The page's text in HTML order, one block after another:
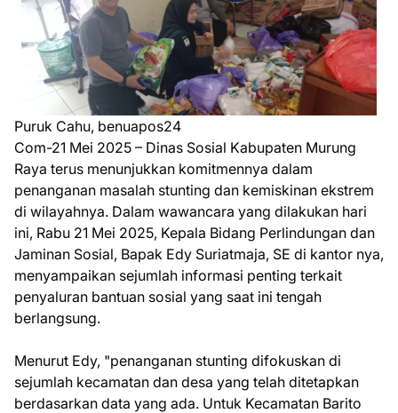
Puruk Cahu, benuapos24
Com-21 Mei 2025 – Dinas Sosial Kabupaten Murung
Raya terus menunjukkan komitmennya dalam
penanganan masalah stunting dan kemiskinan ekstrem
di wilayahnya. Dalam wawancara yang dilakukan hari
ini, Rabu 21 Mei 2025, Kepala Bidang Perlindungan dan
Jaminan Sosial, Bapak Edy Suriatmaja, SE di kantor nya,
menyampaikan sejumlah informasi penting terkait
penyaluran bantuan sosial yang saat ini tengah
berlangsung.
Menurut Edy, "penanganan stunting difokuskan di
sejumlah kecamatan dan desa yang telah ditetapkan
berdasarkan data yang ada. Untuk Kecamatan Barito